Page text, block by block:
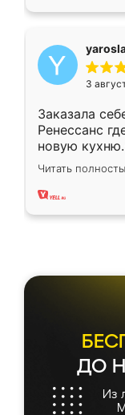
3
Заказала
Ренессанс
новую
вполне
два года,
Читать
ДО
Из